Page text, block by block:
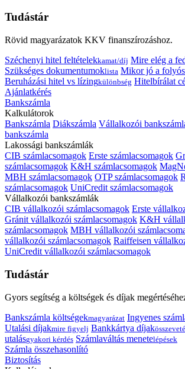
Tudástár
Rövid magyarázatok KKV finanszírozáshoz.
Széchenyi hitel feltételekkamat/díj Mire elég a
Szükséges dokumentumoklista Mikor jó a
Beruházási hitel vs lízingkülönbség Hitelbírálat
Ajánlatkérés
Bankszámla
Kalkulátorok
Bankszámla Diákszámla Vállalkozói
bankszámla
Lakossági bankszámlák
CIB számlacsomagok Erste számlacsomagok
számlacsomagok K&H számlacsomagok
MBH számlacsomagok OTP számlacsomagok
számlacsomagok UniCredit számlacsomagok
Vállalkozói bankszámlák
CIB vállalkozói számlacsomagok Erste
Gránit vállalkozói számlacsomagok K&H
számlacsomagok MBH vállalkozói
vállalkozói számlacsomagok Raiffeisen
UniCredit vállalkozói számlacsomagok
Tudástár
Gyors segítség a költségek és díjak
Bankszámla költségekmagyarázat Ingyenes
Utalási díjakmire figyelj Bankkártya díjak
utalásgyakori kérdés Számlaváltás menetelépések
Számla összehasonlító
Biztosítás